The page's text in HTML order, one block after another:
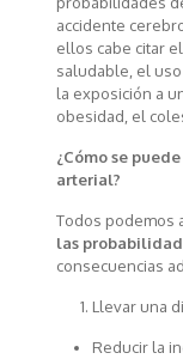
accidente
ellos cabe citar
saludable, el
la exposición a
obesidad, el
¿Cómo se
arterial?
Todos podemos
las
consecuencias
Llevar una
Reducir la